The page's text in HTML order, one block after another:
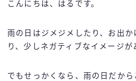
ふるさと納税
ブログ技術
こんにちは、はるです。
雨の日はジメジメしたり、お出か
り、少しネガティブなイメージが
でもせっかくなら、雨の日だか